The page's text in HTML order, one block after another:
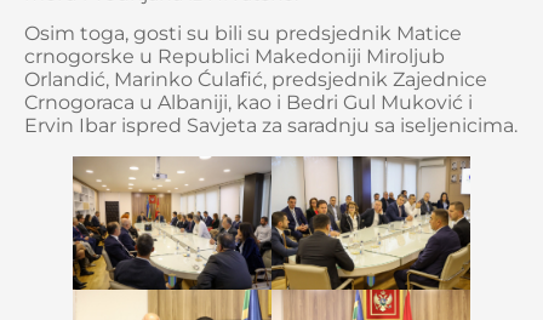
Osim toga, gosti su bili su predsjednik Matice
crnogorske u Republici Makedoniji Miroljub
Orlandić, Marinko Ćulafić, predsjednik Zajednice
Crnogoraca u Albaniji, kao i Bedri Gul Muković i
Ervin Ibar ispred Savjeta za saradnju sa iseljenicima.